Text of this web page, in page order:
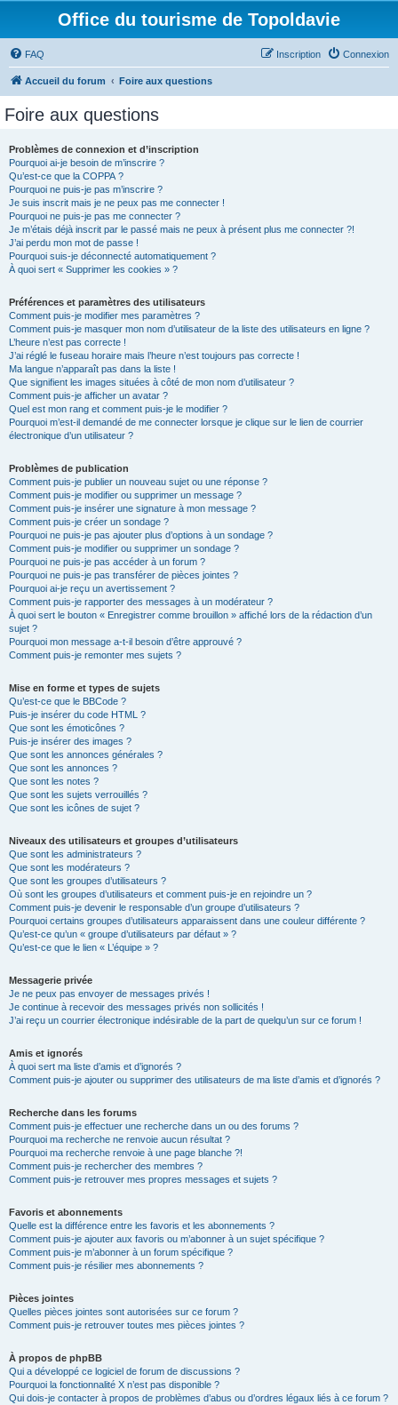
Office du tourisme de Topoldavie
FAQ Connexion
Inscription
Accueil du forum Foire aux questions
Foire aux questions
Problèmes de connexion et d’inscription
Pourquoi ai-je besoin de m’inscrire ?
Qu’est-ce que la COPPA ?
Pourquoi ne puis-je pas m’inscrire ?
Je suis inscrit mais je ne peux pas me connecter !
Pourquoi ne puis-je pas me connecter ?
Je m’étais déjà inscrit par le passé mais ne peux à présent plus me connecter ?!
J’ai perdu mon mot de passe !
Pourquoi suis-je déconnecté automatiquement ?
À quoi sert « Supprimer les cookies » ?
Préférences et paramètres des utilisateurs
Comment puis-je modifier mes paramètres ?
Comment puis-je masquer mon nom d’utilisateur de la liste des utilisateurs en ligne ?
L’heure n’est pas correcte !
J’ai réglé le fuseau horaire mais l’heure n’est toujours pas correcte !
Ma langue n’apparaît pas dans la liste !
Que signifient les images situées à côté de mon nom d’utilisateur ?
Comment puis-je afficher un avatar ?
Quel est mon rang et comment puis-je le modifier ?
Pourquoi m’est-il demandé de me connecter lorsque je clique sur le lien de courrier
électronique d’un utilisateur ?
Problèmes de publication
Comment puis-je publier un nouveau sujet ou une réponse ?
Comment puis-je modifier ou supprimer un message ?
Comment puis-je insérer une signature à mon message ?
Comment puis-je créer un sondage ?
Pourquoi ne puis-je pas ajouter plus d’options à un sondage ?
Comment puis-je modifier ou supprimer un sondage ?
Pourquoi ne puis-je pas accéder à un forum ?
Pourquoi ne puis-je pas transférer de pièces jointes ?
Pourquoi ai-je reçu un avertissement ?
Comment puis-je rapporter des messages à un modérateur ?
À quoi sert le bouton « Enregistrer comme brouillon » affiché lors de la rédaction d’un
sujet ?
Pourquoi mon message a-t-il besoin d’être approuvé ?
Comment puis-je remonter mes sujets ?
Mise en forme et types de sujets
Qu’est-ce que le BBCode ?
Puis-je insérer du code HTML ?
Que sont les émoticônes ?
Puis-je insérer des images ?
Que sont les annonces générales ?
Que sont les annonces ?
Que sont les notes ?
Que sont les sujets verrouillés ?
Que sont les icônes de sujet ?
Niveaux des utilisateurs et groupes d’utilisateurs
Que sont les administrateurs ?
Que sont les modérateurs ?
Que sont les groupes d’utilisateurs ?
Où sont les groupes d’utilisateurs et comment puis-je en rejoindre un ?
Comment puis-je devenir le responsable d’un groupe d’utilisateurs ?
Pourquoi certains groupes d’utilisateurs apparaissent dans une couleur différente ?
Qu’est-ce qu’un « groupe d’utilisateurs par défaut » ?
Qu’est-ce que le lien « L’équipe » ?
Messagerie privée
Je ne peux pas envoyer de messages privés !
Je continue à recevoir des messages privés non sollicités !
J’ai reçu un courrier électronique indésirable de la part de quelqu’un sur ce forum !
Amis et ignorés
À quoi sert ma liste d’amis et d’ignorés ?
Comment puis-je ajouter ou supprimer des utilisateurs de ma liste d’amis et d’ignorés ?
Recherche dans les forums
Comment puis-je effectuer une recherche dans un ou des forums ?
Pourquoi ma recherche ne renvoie aucun résultat ?
Pourquoi ma recherche renvoie à une page blanche ?!
Comment puis-je rechercher des membres ?
Comment puis-je retrouver mes propres messages et sujets ?
Favoris et abonnements
Quelle est la différence entre les favoris et les abonnements ?
Comment puis-je ajouter aux favoris ou m’abonner à un sujet spécifique ?
Comment puis-je m’abonner à un forum spécifique ?
Comment puis-je résilier mes abonnements ?
Pièces jointes
Quelles pièces jointes sont autorisées sur ce forum ?
Comment puis-je retrouver toutes mes pièces jointes ?
À propos de phpBB
Qui a développé ce logiciel de forum de discussions ?
Pourquoi la fonctionnalité X n’est pas disponible ?
Qui dois-je contacter à propos de problèmes d’abus ou d’ordres légaux liés à ce forum ?